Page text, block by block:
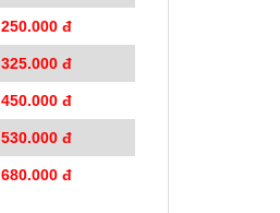
250.000 đ
325.000 đ
450.000 đ
530.000 đ
680.000 đ